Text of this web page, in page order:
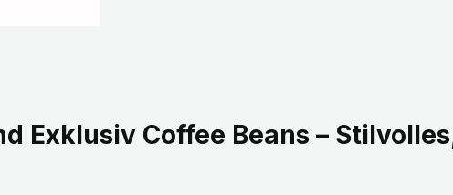
Exklusiv Coffee Beans –